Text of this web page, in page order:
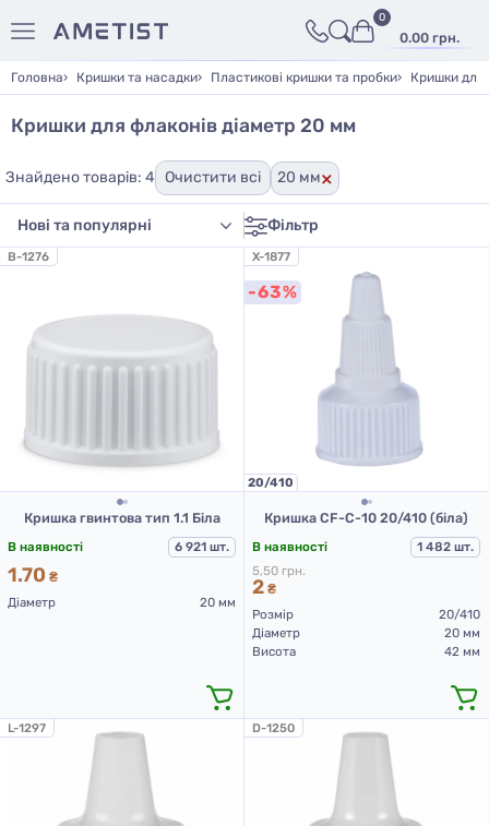
0.00 грн.
0
Головна Кришки та насадки Пластикові кришки та пробки Кришки для
Кришки для флаконів діаметр 20 мм
Знайдено товарів: 4 Очистити всі 20 мм×
Фільтр
B-1276
Кришка гвинтова тип 1.1 Біла
В наявності 6 921 шт.
1.70 ₴
Діаметр
20 мм
X-1877
20/410
-63%
Кришка CF-C-10 20/410 (біла)
В наявності
1 482 шт.
5,50 грн.
2 ₴
Розмір
20/410
Діаметр
20 мм
Висота
42 мм
L-1297 D-1250